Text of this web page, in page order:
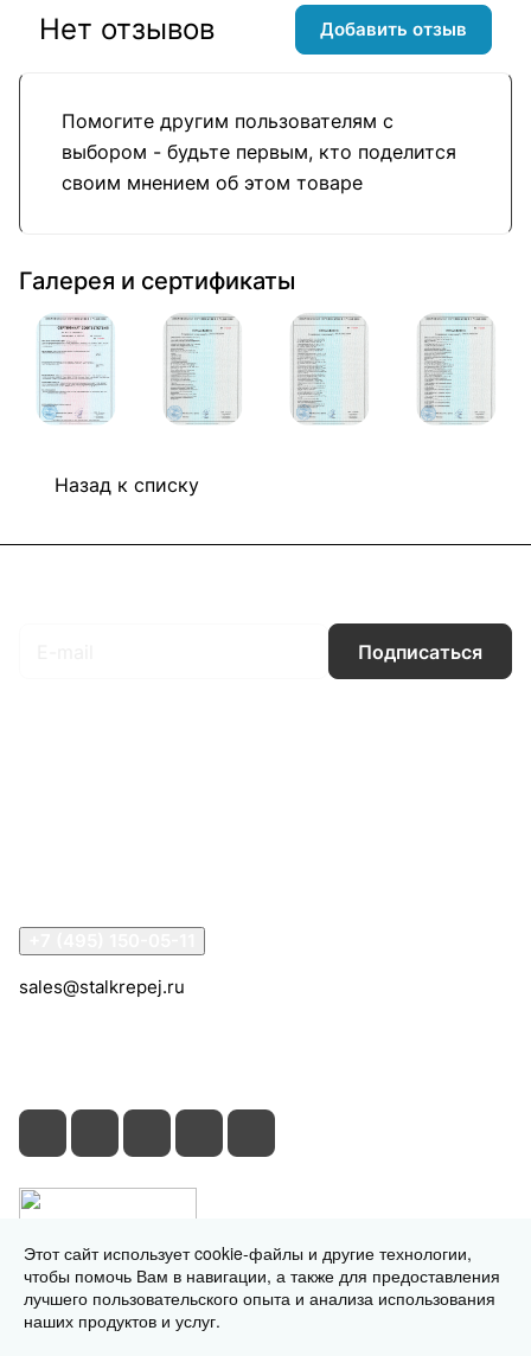
Помогите другим пользователям с
выбором - будьте первым, кто поделится
своим мнением об этом товаре
Нет отзывов Добавить отзыв
Галерея и сертификаты
Назад к списку
Подписаться
sales@stalkrepej.ru
© 2026 © 2026 © СтальКрепеж - интернет-магазин
Этот сайт использует cookie-файлы и другие технологии,
чтобы помочь Вам в навигации, а также для предоставления
лучшего пользовательского опыта и анализа использования
наших продуктов и услуг.